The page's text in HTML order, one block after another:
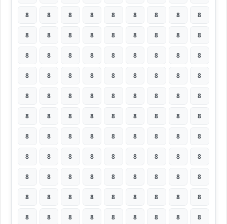
8 8 8 8 8 8 8 8 8
8 8 8 8 8 8 8 8 8
8 8 8 8 8 8 8 8 8
8 8 8 8 8 8 8 8 8
8 8 8 8 8 8 8 8 8
8 8 8 8 8 8 8 8 8
8 8 8 8 8 8 8 8 8
8 8 8 8 8 8 8 8 8
8 8 8 8 8 8 8 8 8
8 8 8 8 8 8 8 8 8
8 8 8 8 8 8 8 8 8